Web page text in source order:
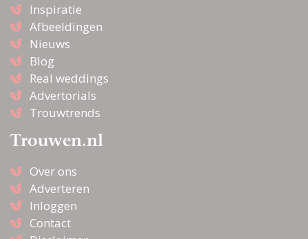
Inspiratie
Afbeeldingen
Nieuws
Blog
Real weddings
Advertorials
Trouwtrends
Trouwen.nl
Over ons
Adverteren
Inloggen
Contact